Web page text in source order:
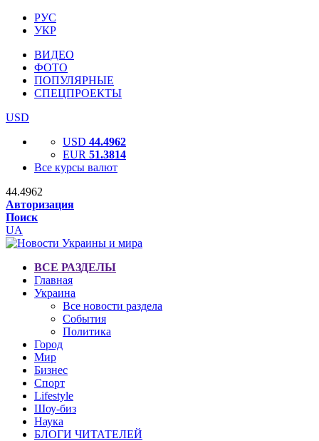
РУС
УКР
ВИДЕО
ФОТО
ПОПУЛЯРНЫЕ
СПЕЦПРОЕКТЫ
USD
USD 44.4962
EUR 51.3814
Все курсы валют
44.4962
Авторизация
Поиск
UA
ВСЕ РАЗДЕЛЫ
Главная
Украина
Все новости раздела
События
Политика
Город
Мир
Бизнес
Спорт
Lifestyle
Шоу-биз
Наука
БЛОГИ ЧИТАТЕЛЕЙ